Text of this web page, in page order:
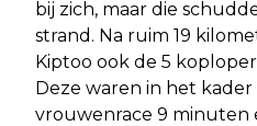
bij zich, maar die
strand. Na ruim 19
Kiptoo ook de 5
Deze waren in het
vrouwenrace 9 minuten